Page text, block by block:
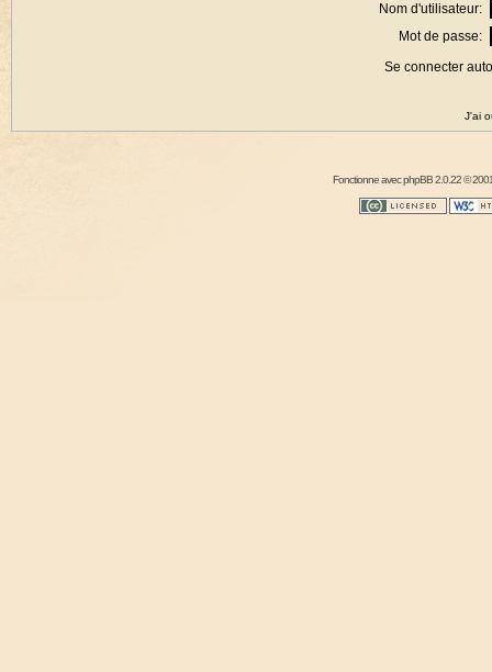
Nom d'utilisateur:
Mot de passe:
Se connecter
J'ai
Fonctionne avecphpBB2.0.22 ©